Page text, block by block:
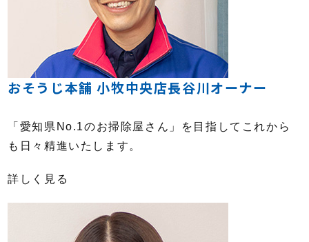
おそうじ本舗 小牧中央店長谷川オーナー
「愛知県No.1のお掃除屋さん」を目指してこれから
も日々精進いたします。
詳しく見る